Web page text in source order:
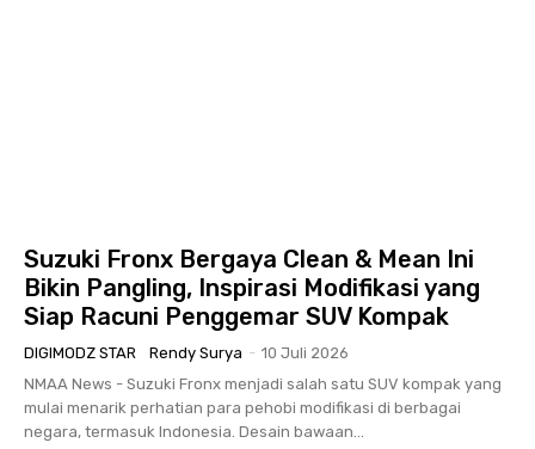
Suzuki Fronx Bergaya Clean & Mean Ini
Bikin Pangling, Inspirasi Modifikasi yang
Siap Racuni Penggemar SUV Kompak
DIGIMODZ STAR Rendy Surya - 10 Juli 2026
NMAA News - Suzuki Fronx menjadi salah satu SUV kompak yang
mulai menarik perhatian para pehobi modifikasi di berbagai
negara, termasuk Indonesia. Desain bawaan...